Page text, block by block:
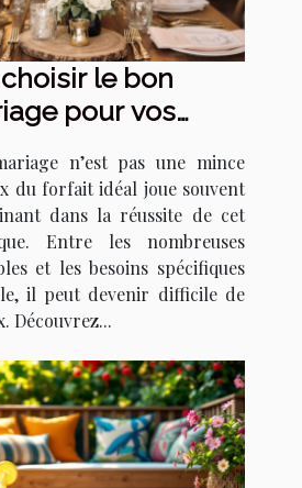
le bon
pour vos
n’est pas une mince
du forfait idéal joue souvent
dans la réussite de cet
Entre les nombreuses
et les besoins spécifiques
il peut devenir difficile de
Découvrez...